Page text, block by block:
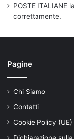
POSTE ITALIANE
correttamente.
Pagine
Chi Siamo
Contatti
Cookie Policy (UE)